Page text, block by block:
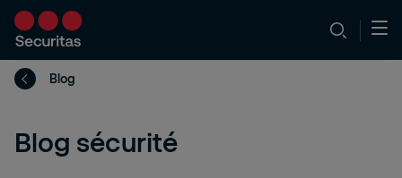
Blog
Blog sécurité